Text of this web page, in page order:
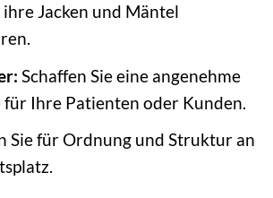
Jacken und Mäntel
Schaffen Sie eine angenehme
Ihre Patienten oder Kunden.
Sie für Ordnung und Struktur an